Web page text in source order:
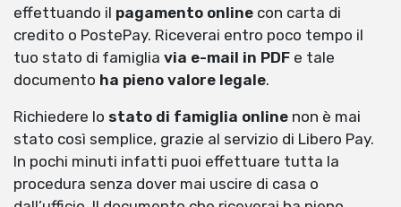
effettuando il pagamento online con carta di
credito o PostePay. Riceverai entro poco tempo il
tuo stato di famiglia via e-mail in PDF e tale
documento ha pieno valore legale.
Richiedere lo stato di famiglia online non è mai
stato così semplice, grazie al servizio di Libero Pay.
In pochi minuti infatti puoi effettuare tutta la
procedura senza dover mai uscire di casa o